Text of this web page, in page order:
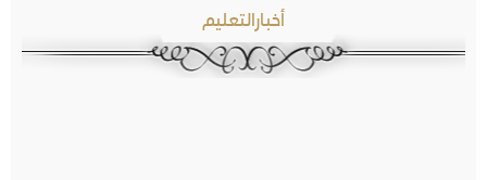
أخبارالتعليم